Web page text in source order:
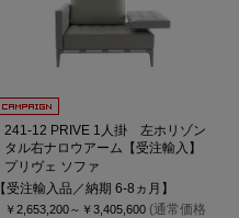
241-12 PRIVE 1人掛 左ホリゾン
タル右ナロウアーム【受注輸入】
プリヴェ ソファ
【受注輸入品／納期 6-8ヵ月】
￥2,653,200～ ￥3,405,600 (通常価格